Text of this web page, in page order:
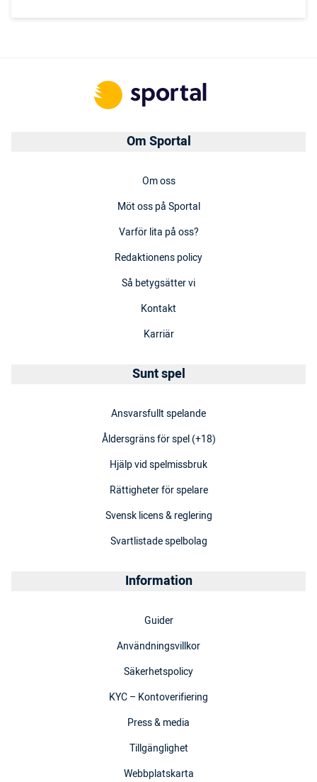
Om Sportal
Om oss
Möt oss på Sportal
Varför lita på oss?
Redaktionens policy
Så betygsätter vi
Kontakt
Karriär
Sunt spel
Ansvarsfullt spelande
Åldersgräns för spel (+18)
Hjälp vid spelmissbruk
Rättigheter för spelare
Svensk licens & reglering
Svartlistade spelbolag
Information
Guider
Användningsvillkor
Säkerhetspolicy
KYC – Kontoverifiering
Press & media
Tillgänglighet
Webbplatskarta